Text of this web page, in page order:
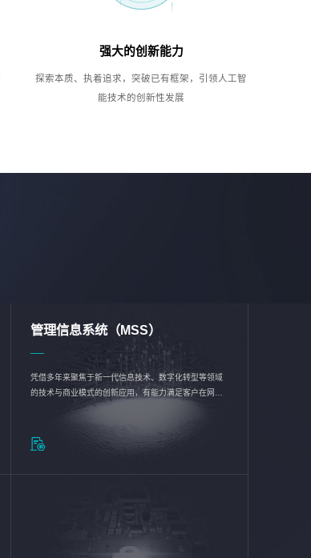
强大的创新能力
探索本质、执着追求，突破已有框架，引领人工智
能技术的创新性发展
管理信息系统（MSS）
凭借多年来聚焦于新一代信息技术、数字化转型等领域
的技术与商业模式的创新应用，有能力满足客户在网络
优化、运营维护和信息安全防护等方面的需求，为客户